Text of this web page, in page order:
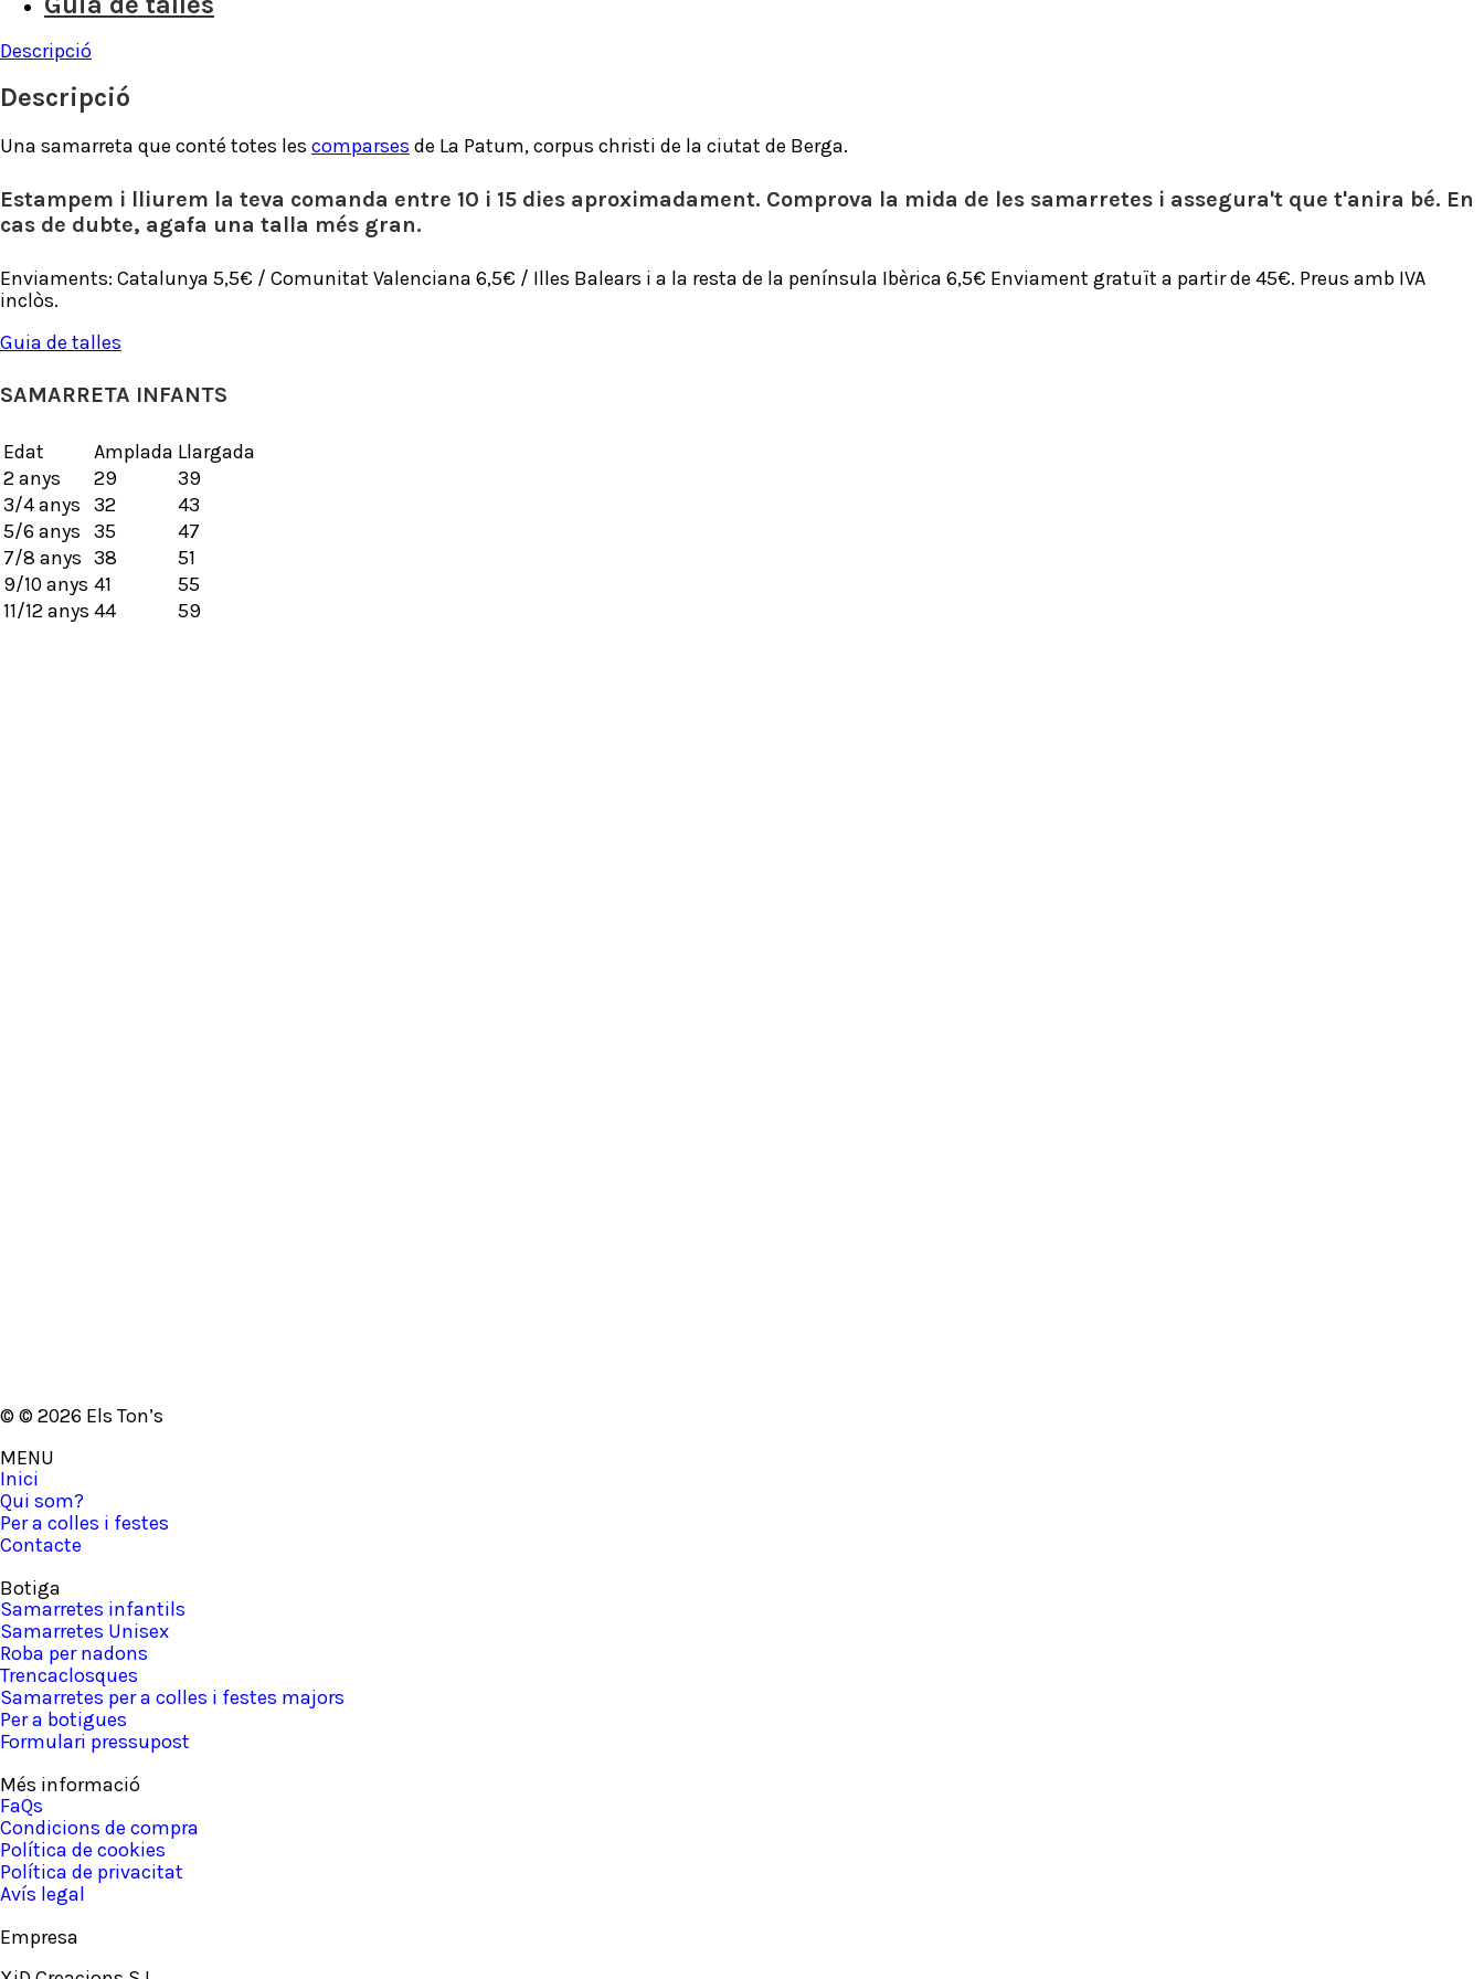
Descripció
Descripció
Una samarreta que conté totes les comparses de La Patum, corpus christi de la ciutat de Berga.
Estampem i lliurem la teva comanda entre 10 i 15 dies aproximadament. Comprova la mida de les samarretes i assegura't que t'anira bé. En
cas de dubte, agafa una talla més gran.
Enviaments: Catalunya 5,5€ / Comunitat Valenciana 6,5€ / Illes Balears i a la resta de la península Ibèrica 6,5€ Enviament gratuït a partir de 45€. Preus amb IVA
inclòs.
Guia de talles
SAMARRETA INFANTS
Edat Amplada Llargada
2 anys
29
39
3/4 anys 32
43
5/6 anys 35
47
7/8 anys 38
51
9/10 anys 41
55
11/12 anys 44 59
© © 2026 Els Ton’s
MENU
Inici
Qui som?
Per a colles i festes
Contacte
Botiga
Samarretes infantils
Samarretes Unisex
Roba per nadons
Trencaclosques
Samarretes per a colles i festes majors
Per a botigues
Formulari pressupost
Més informació
FaQs
Condicions de compra
Política de cookies
Política de privacitat
Avís legal
Empresa